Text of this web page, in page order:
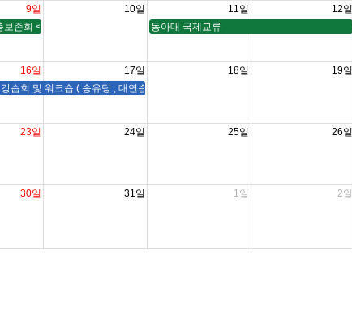
9일 10일 11일 12일
존회 <잠룡제천 다시 여는 하늘> 동아대 국제교류
16일 17일 18일 19일
습회 및 워크숍 ( 송유당 , 대연습실 )
23일 24일 25일 26일
30일 31일 1일 2일